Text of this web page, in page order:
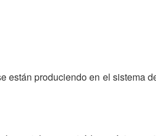
están produciendo en el sistema